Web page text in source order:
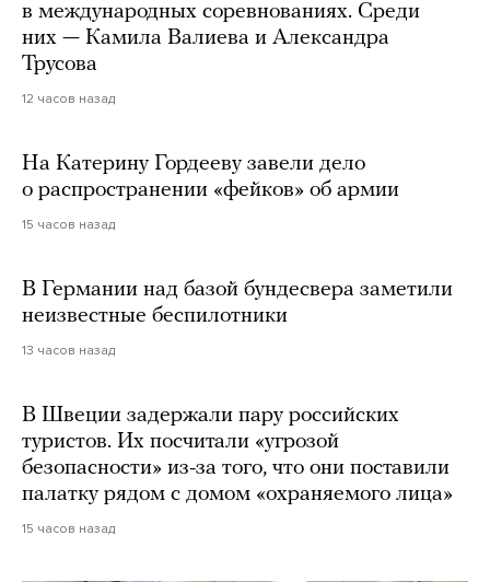
в международных соревнованиях. Среди
них — Камила Валиева и Александра
Трусова
12 часов назад
На Катерину Гордееву завели дело
о распространении «фейков» об армии
15 часов назад
В Германии над базой бундесвера заметили
неизвестные беспилотники
13 часов назад
В Швеции задержали пару российских
туристов. Их посчитали «угрозой
безопасности» из-за того, что они поставили
палатку рядом с домом «охраняемого лица»
15 часов назад